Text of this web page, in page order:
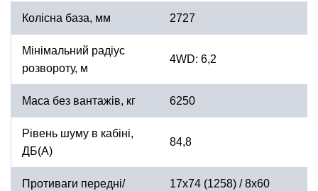
Колісна база, мм 2727
Мінімальний радіус
розвороту, м
4WD: 6,2
Маса без вантажів, кг 6250
Рівень шуму в кабіні,
ДБ(А)
84,8
Противаги передні/
17х74 (1258) / 8х60